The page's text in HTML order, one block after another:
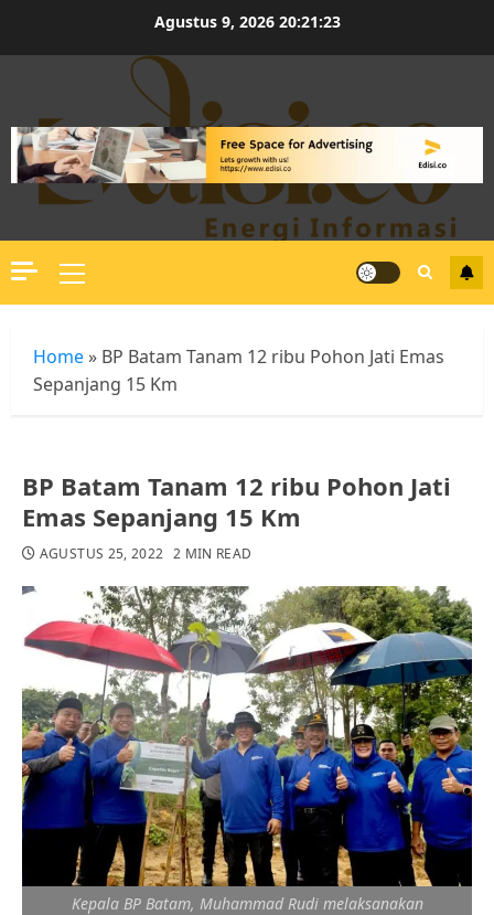
Agustus 9, 2026 20:21:23
Primary
Menu
Home » BP Batam Tanam 12 ribu Pohon Jati Emas
Sepanjang 15 Km
BP Batam Tanam 12 ribu Pohon Jati
Emas Sepanjang 15 Km
AGUSTUS 25, 2022 2 MIN READ
Kepala BP Batam, Muhammad Rudi melaksanakan